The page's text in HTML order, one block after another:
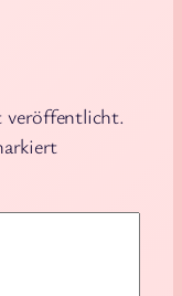
veröffentlicht.